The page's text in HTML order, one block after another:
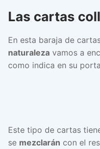
Las cartas
En esta baraja de
naturaleza vamos a
como indica en su
Este tipo de cartas
se mezclarán con el